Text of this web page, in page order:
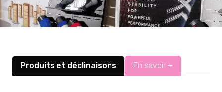
Produits et déclinaisons En savoir +